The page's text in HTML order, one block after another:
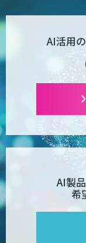
AI活用
AI製
希